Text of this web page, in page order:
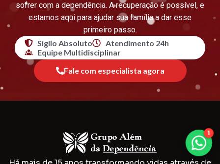
sofrer com a dependência. A recuperação é possível, e
estamos aqui para ajudar sua família a dar esse
primeiro passo.
Sigilo Absoluto
Atendimento 24h
Equipe Multidisciplinar
Fale com especialista agora
1